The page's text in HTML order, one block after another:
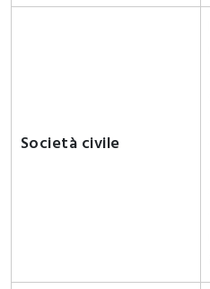
Società civile